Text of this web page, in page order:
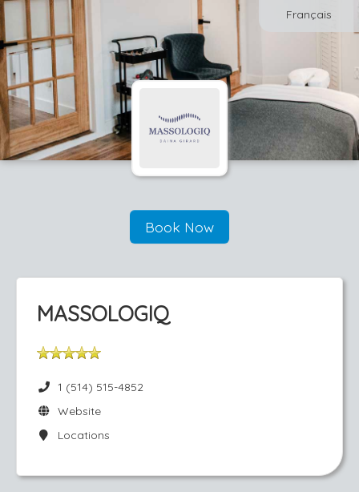
Français
Book Now
MASSOLOGIQ
1 (514) 515-4852
Website
Locations